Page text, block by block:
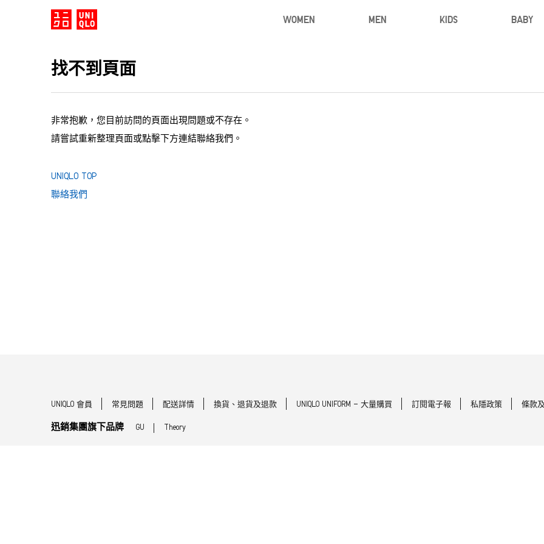
WOMEN MEN KIDS BABY
找不到頁面
非常抱歉，您目前訪問的頁面出現問題或不存在。
請嘗試重新整理頁面或點擊下方連結聯絡我們。
UNIQLO TOP
聯絡我們
UNIQLO 會員 常見問題 配送詳情 換貨、退貨及退款 UNIQLO UNIFORM - 大量購買 訂閱電子報 私隱政策 條款
迅銷集團旗下品牌 GU Theory